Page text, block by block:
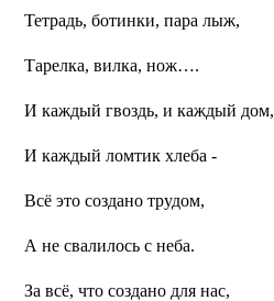
Тетрадь, ботинки, пара лыж,
Тарелка, вилка, нож….
И каждый гвоздь, и каждый дом,
И каждый ломтик хлеба -
Всё это создано трудом,
А не свалилось с неба.
За всё, что создано для нас,